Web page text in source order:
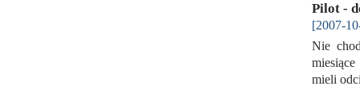
Pilot -
[2007-
Nie
mieli